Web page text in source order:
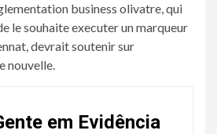
business olivatre, qui
le souhaite executer un marqueur
devrait soutenir sur
nouvelle.
em Evidência